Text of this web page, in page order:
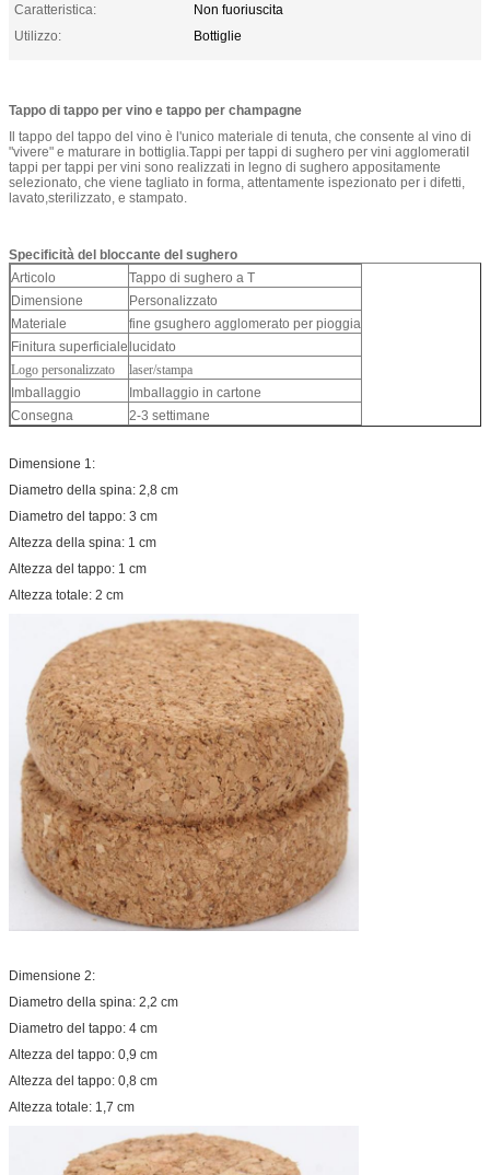
Caratteristica:
Non fuoriuscita
Utilizzo:
Bottiglie
Tappo di tappo per vino e tappo per champagne
Il tappo del tappo del vino è l'unico materiale di tenuta, che consente al vino di
"vivere" e maturare in bottiglia.Tappi per tappi di sughero per vini agglomeratiI
tappi per tappi per vini sono realizzati in legno di sughero appositamente
selezionato, che viene tagliato in forma, attentamente ispezionato per i difetti,
lavato,sterilizzato, e stampato.
Specificità del bloccante del sughero
Articolo
Tappo di sughero a T
Dimensione
Personalizzato
Materiale
fine gsughero agglomerato per pioggia
Finitura superficialelucidato
Logo personalizzato
laser/stampa
Imballaggio
Imballaggio in cartone
Consegna
2-3 settimane
Dimensione 1:
Diametro della spina: 2,8 cm
Diametro del tappo: 3 cm
Altezza della spina: 1 cm
Altezza del tappo: 1 cm
Altezza totale: 2 cm
Dimensione 2:
Diametro della spina: 2,2 cm
Diametro del tappo: 4 cm
Altezza del tappo: 0,9 cm
Altezza del tappo: 0,8 cm
Altezza totale: 1,7 cm